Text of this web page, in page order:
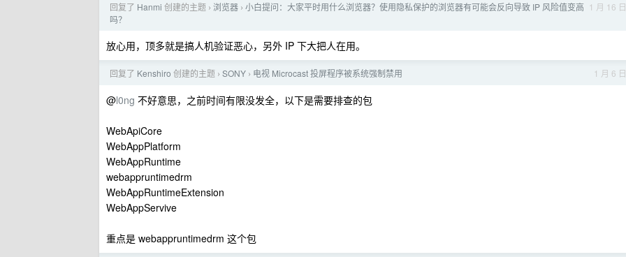
1 月 16 日
回复了 Hanmi 创建的主题 › 浏览器 › 小白提问：大家平时用什么浏览器？使用隐私保护的浏览器有可能会反向导致 IP 风险值变高
吗？
放心用，顶多就是搞人机验证恶心，另外 IP 下大把人在用。
1 月 6 日
回复了 Kenshiro 创建的主题 › SONY › 电视 Microcast 投屏程序被系统强制禁用
@l0ng 不好意思，之前时间有限没发全，以下是需要排查的包
WebApiCore
WebAppPlatform
WebAppRuntime
webappruntimedrm
WebAppRuntimeExtension
WebAppServive
重点是 webappruntimedrm 这个包